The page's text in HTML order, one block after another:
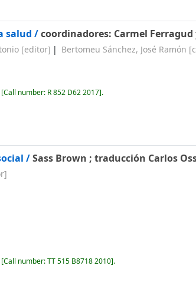
salud /coordinadores: Carmel
[editor] Bertomeu Sánchez, José Ramón
Call number: R 852 D62 2017 .
/Sass Brown ; traducción Carlos
Call number:TT 515 B8718 2010 .